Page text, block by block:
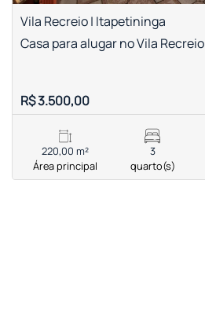
Vila Recreio | Itapetininga
Casa para alugar no Vila Recreio
R$ 3.500,00
220,00 m²
Área principal
3
quarto(s)